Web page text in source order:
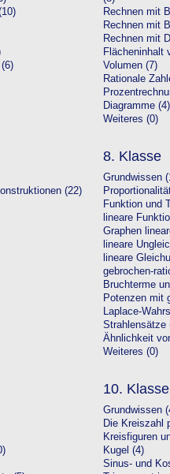
Rechnen mit
Rechnen mit
Rechnen mit
Flächeninhalt
Volumen (7)
Rationale
Diagramme (4)
Weiteres (0)
(22)
8. Klasse
Grundwissen
Funktion und
lineare
Graphen
lineare
lineare
gebrochen-
Bruchterme
Potenzen mit
Laplace-
Strahlensätze
Ähnlichkeit
Weiteres (0)
10. Klasse
Grundwissen
Die Kreiszahl
Kreisfiguren
Kugel (4)
Sinus- und